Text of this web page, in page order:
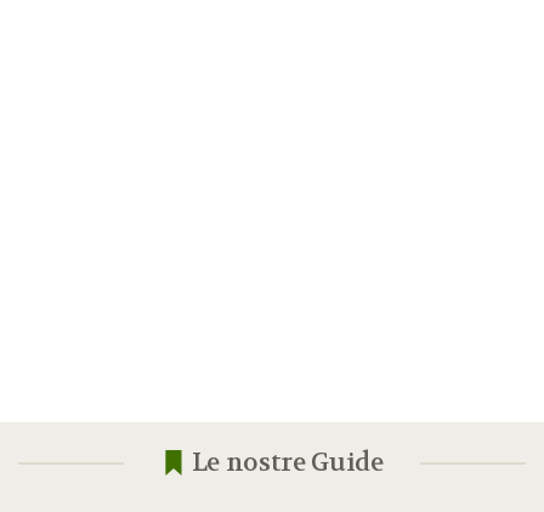
Le nostre Guide